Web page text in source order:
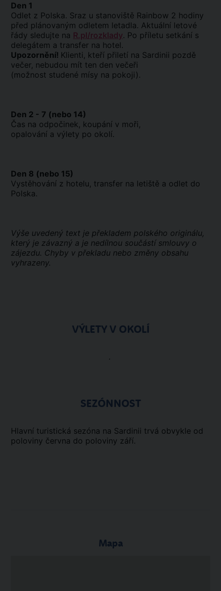
Den 1
Odlet z Polska. Sraz u stanoviště Rainbow 2 hodiny
před plánovaným odletem letadla. Aktuální letové
řády sledujte na R.pl/rozklady. Po příletu setkání s
delegátem a transfer na hotel.
Upozornění! Klienti, kteří přiletí na Sardinii pozdě
večer, nebudou mít ten den večeři
(možnost studené mísy na pokoji).
Den 2 - 7 (nebo 14)
Čas na odpočinek, koupání v moři,
opalování a výlety po okolí.
Den 8 (nebo 15)
Vystěhování z hotelu, transfer na letiště a odlet do
Polska.
Výše uvedený text je překladem polského originálu,
který je závazný a je nedílnou součástí smlouvy o
zájezdu. Chyby v překladu nebo změny obsahu
vyhrazeny.
VÝLETY V OKOLÍ
.
SEZÓNNOST
Hlavní turistická sezóna na Sardinii trvá obvykle od
poloviny června do poloviny září.
Mapa